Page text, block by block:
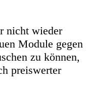
nicht wieder
Module gegen
zu können,
preiswerter